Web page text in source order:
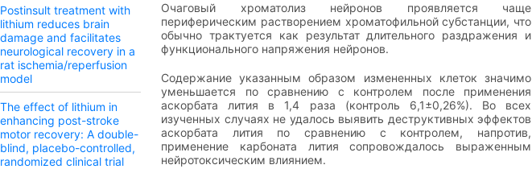
Postinsult treatment with
lithium reduces brain
damage and facilitates
neurological recovery in a
rat ischemia/reperfusion
model
The effect of lithium in
enhancing post-stroke
motor recovery: A double-
blind, placebo-controlled,
randomized clinical trial
Очаговый хроматолиз нейронов проявляется чаще
периферическим растворением хроматофильной субстанции, что
обычно трактуется как результат длительного раздражения и
функционального напряжения нейронов.
Содержание указанным образом измененных клеток значимо
уменьшается по сравнению с контролем после применения
аскорбата лития в 1,4 раза (контроль 6,1±0,26%). Во всех
изученных случаях не удалось выявить деструктивных эффектов
аскорбата лития по сравнению с контролем, напротив,
применение карбоната лития сопровождалось выраженным
нейротоксическим влиянием.